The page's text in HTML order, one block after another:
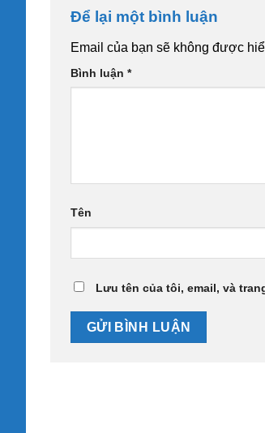
Để lại một bình luận
Email của bạn sẽ không được
Bình luận *
Tên
Lưu tên của tôi, email, và